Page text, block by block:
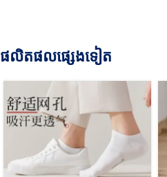
ផលិតផលផ្សេងទៀត